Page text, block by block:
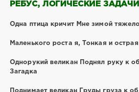
РЕБУС, ЛОГИЧЕСКИЕ
Одна птица кричит Мне зимой
Маленького роста я, Тонкая и
Однорукий великан Поднял руку к
Загадка
Поднимает великан Груды груза к